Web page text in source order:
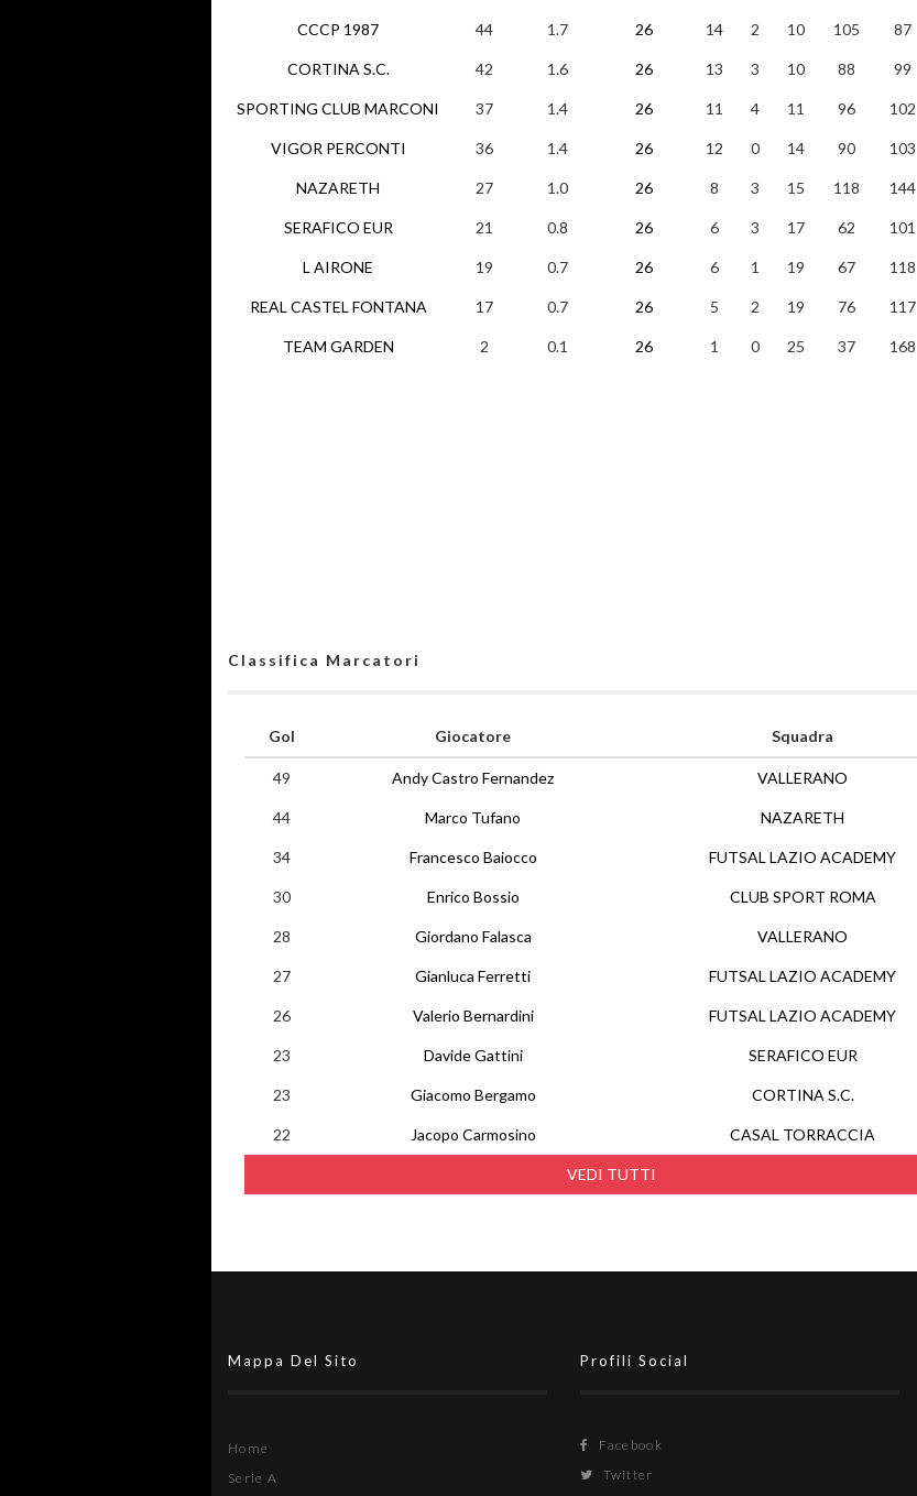
CCCP 1987
CORTINA S.C.
SPORTING CLUB MARCONI
VIGOR PERCONTI
NAZARETH
SERAFICO EUR
L AIRONE
REAL CASTEL FONTANA
TEAM GARDEN
44 1.7 26 14 2 10 105 87
42 1.6 26 13 3 10 88 99
37 1.4 26 11 4 11 96 102
36 1.4 26 12 0 14 90 103
27 1.0 26 8 3 15 118 144
21 0.8 26 6 3 17 62 101
19 0.7 26 6 1 19 67 118
17 0.7 26 5 2 19 76 117
2 0.1 26 1 0 25 37 168
Classifica Marcatori
Gol Giocatore Squadra
VEDI TUTTI
49 Andy Castro Fernandez VALLERANO
44 Marco Tufano NAZARETH
34 Francesco Baiocco FUTSAL LAZIO ACADEMY
30 Enrico Bossio CLUB SPORT ROMA
28 Giordano Falasca VALLERANO
27 Gianluca Ferretti FUTSAL LAZIO ACADEMY
26 Valerio Bernardini FUTSAL LAZIO ACADEMY
23 Davide Gattini SERAFICO EUR
23 Giacomo Bergamo CORTINA S.C.
22 Jacopo Carmosino CASAL TORRACCIA
Mappa Del Sito
Home
Serie A
Profili Social
Facebook
Twitter